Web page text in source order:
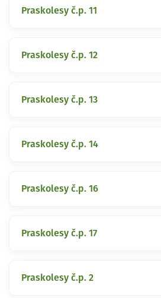
Praskolesy č.p. 11
Praskolesy č.p. 12
Praskolesy č.p. 13
Praskolesy č.p. 14
Praskolesy č.p. 16
Praskolesy č.p. 17
Praskolesy č.p. 2